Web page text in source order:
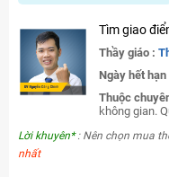
Tìm giao
Thầy giáo :
Ngày hết hạn
Thuộc
không gian.
Lời khuyên*: Nên chọn mua
nhất